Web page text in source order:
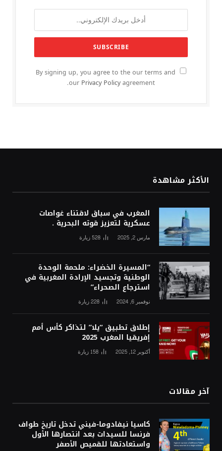
By signing up, you agree to the our terms and
our Privacy Policyagreement.
الأكثر مشاهدة
المغرب في سباق لاقتناء غواصات
عسكرية لتعزيز قوته البحرية .
مارس 2, 2025 528 زيارة
“المسيرة الخضراء: ملحمة الوحدة
الوطنية وتجسيد الإرادة المغربية في
استرجاع الصحراء”
نوفمبر 6, 2024 228زيارة
إطلاق تطبيق “يلا” لتذاكر كأس أمم
إفريقيا المغرب 2025
أكتوبر 12, 2025 158 زيارة
آخر مقالات
كاسيا نيفادوما-فيني تدخل تاريخ طواف
فرنسا للسيدات بعد انتصارها الأول
واستعادتها للقميص الأصفر